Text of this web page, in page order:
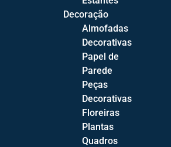
Mesas de Centro
Sala de Jantar
Cadeiras
Aparadores
Cristaleiras
Mesas de Jantar
Mesas de Jantar Fixas
Mesas de Jantar Extensíveis
Decoração
Almofadas
Decorativas
Papel de
Parede
Peças
Decorativas
Floreiras
Plantas
Quadros